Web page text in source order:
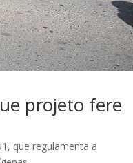
projeto fere
que regulamenta a